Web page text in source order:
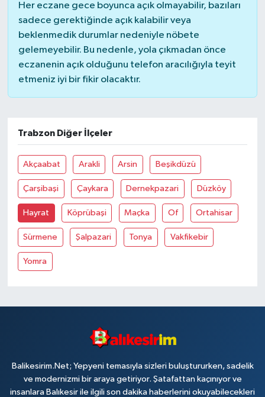
Her eczane gece boyunca açık olmayabilir, bazıları
sadece gerektiğinde açık kalabilir veya
beklenmedik durumlar nedeniyle nöbete
gelemeyebilir. Bu nedenle, yola çıkmadan önce
eczanenin açık olduğunu telefon aracılığıyla teyit
etmeniz iyi bir fikir olacaktır.
Trabzon Diğer İlçeler
Akçaabat Arakli Arsin Beşikdüzü
Çarşibaşi Çaykara Dernekpazari Düzköy
Hayrat Köprübaşi Maçka Of Ortahisar
Sürmene Şalpazari Tonya Vakfikebir
Yomra
Balikesirim.Net; Yepyeni temasıyla sizleri buluştururken, sadelik
ve modernizmi bir araya getiriyor. Şatafattan kaçınıyor ve
insanlara Balıkesir ile ilgili son dakika haberlerini okuyabilecekleri